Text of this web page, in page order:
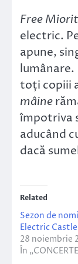
Free
electric.
apune,
toți copiii
mâine
împotriva
aducând
dacă
Related
Sezon de
Electric Castle
28 noiembrie
În